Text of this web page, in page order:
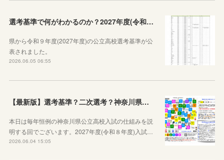
選考基準で何がわかるのか？2027年度(令和９年度)神奈川県公立高校選考基準が公表されたので見方から説明します！
県から令和９年度(2027年度)の公立高校選考基準が公
表されました。
2026.06.05 06:55
【最新版】選考基準？二次選考？神奈川県の受験の基本や公立高校入試の仕組みをシンプルに説明してみた
本日は毎年恒例の神奈川県公立高校入試の仕組みを説
明する回でございます。2027年度(令和８年度)入試…
2026.06.04 15:05